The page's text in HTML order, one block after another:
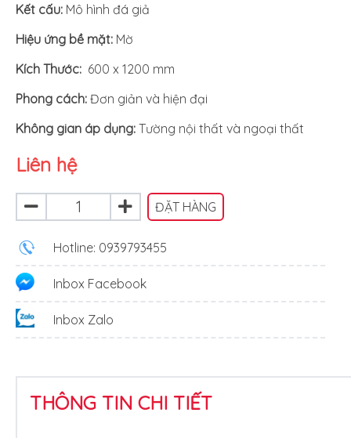
Kết cấu: Mô hình đá giả
Hiệu ứng bề mặt: Mờ
Kích Thước: 600 x 1200 mm
Phong cách: Đơn giản và hiện đại
Không gian áp dụng: Tường nội thất và ngoại thất
Liên hệ
ĐẶT HÀNG
Hotline: 0939793455
Inbox Facebook
Inbox Zalo
THÔNG TIN CHI TIẾT